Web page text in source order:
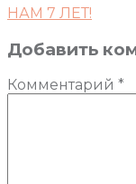
НАМ 7 ЛЕТ!
Добавить
Комментарий *